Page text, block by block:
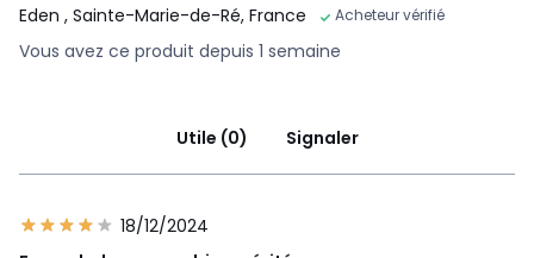
Eden , Sainte-Marie-de-Ré, France Acheteur vérifié
Vous avez ce produit depuis 1 semaine
Utile (0) Signaler
18/12/2024